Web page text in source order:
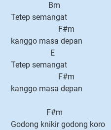
Bm
Tetep semangat
F#m
kanggo masa depan
E
Tetep semangat
F#m
kanggo masa depan
F#m
Godong knikir godong koro